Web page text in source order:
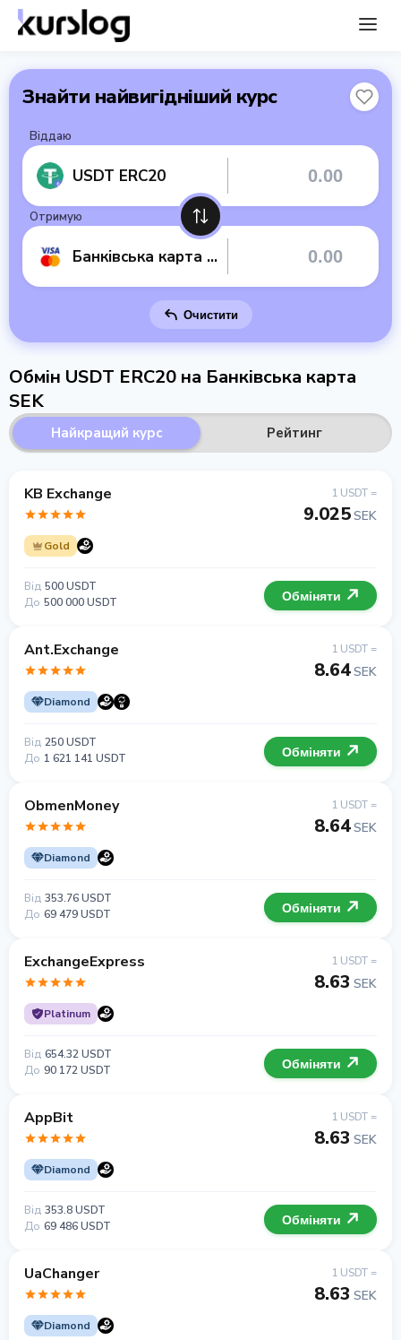
Знайти найвигідніший курс
Віддаю
USDT ERC20
Отримую
Банківська карта SEK
Очистити
Обмін USDT ERC20 на Банківська карта
SEK
Найкращий курс Рейтинг
KB Exchange
Gold
1 USDT =
9.025SEK
Від 500 USDT
До 500 000 USDT Обміняти
Ant.Exchange
Diamond
1 USDT =
8.64SEK
Від 250 USDT
До 1 621 141 USDT Обміняти
ObmenMoney
Diamond
1 USDT =
8.64SEK
Від 353.76 USDT
До 69 479 USDT Обміняти
ExchangeExpress
Platinum
1 USDT =
8.63 SEK
Від 654.32 USDT
До 90 172 USDT Обміняти
AppBit
Diamond
1 USDT =
8.63 SEK
Від 353.8 USDT
До 69 486 USDT Обміняти
UaChanger
Diamond
1 USDT =
8.63 SEK